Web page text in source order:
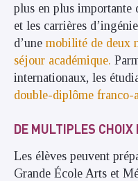
plus en plus importante
et les carrières
d’une mobilité de deux
séjour académique.
internationaux, les
double-diplôme franco-
DE MULTIPLES CHOIX
Les élèves peuvent
Grande École Arts et